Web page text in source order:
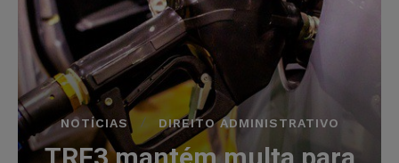
NOTÍCIAS DIREITO ADMINISTRATIVO